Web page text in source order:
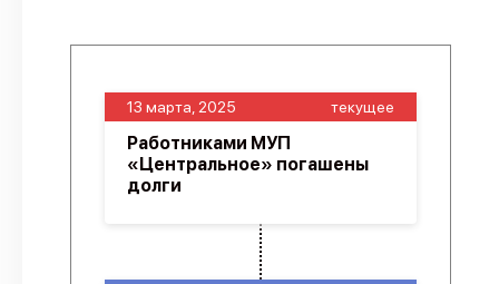
13 марта, 2025 текущее
Работниками МУП
«Центральное» погашены
долги